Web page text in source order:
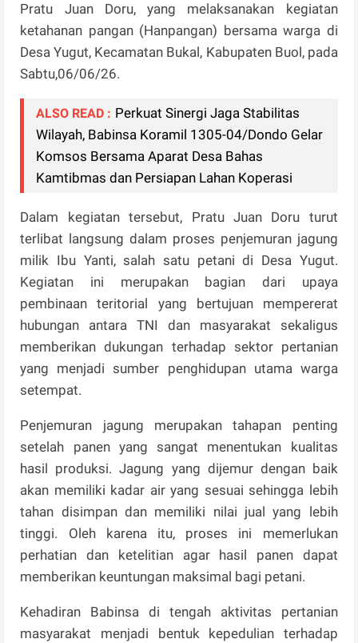
Pratu Juan Doru, yang melaksanakan kegiatan
ketahanan pangan (Hanpangan) bersama warga di
Desa Yugut, Kecamatan Bukal, Kabupaten Buol, pada
Sabtu,06/06/26.
ALSO READ : Perkuat Sinergi Jaga Stabilitas
Wilayah, Babinsa Koramil 1305-04/Dondo Gelar
Komsos Bersama Aparat Desa Bahas
Kamtibmas dan Persiapan Lahan Koperasi
Dalam kegiatan tersebut, Pratu Juan Doru turut
terlibat langsung dalam proses penjemuran jagung
milik Ibu Yanti, salah satu petani di Desa Yugut.
Kegiatan ini merupakan bagian dari upaya
pembinaan teritorial yang bertujuan mempererat
hubungan antara TNI dan masyarakat sekaligus
memberikan dukungan terhadap sektor pertanian
yang menjadi sumber penghidupan utama warga
setempat.
Penjemuran jagung merupakan tahapan penting
setelah panen yang sangat menentukan kualitas
hasil produksi. Jagung yang dijemur dengan baik
akan memiliki kadar air yang sesuai sehingga lebih
tahan disimpan dan memiliki nilai jual yang lebih
tinggi. Oleh karena itu, proses ini memerlukan
perhatian dan ketelitian agar hasil panen dapat
memberikan keuntungan maksimal bagi petani.
Kehadiran Babinsa di tengah aktivitas pertanian
masyarakat menjadi bentuk kepedulian terhadap